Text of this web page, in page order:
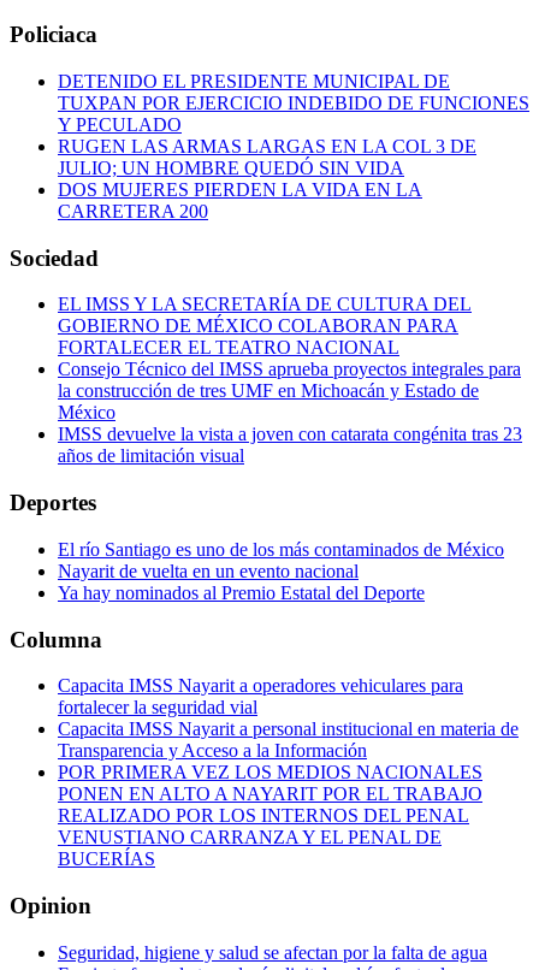
Policiaca
DETENIDO EL PRESIDENTE MUNICIPAL DE
TUXPAN POR EJERCICIO INDEBIDO DE FUNCIONES
Y PECULADO
RUGEN LAS ARMAS LARGAS EN LA COL 3 DE
JULIO; UN HOMBRE QUEDÓ SIN VIDA
DOS MUJERES PIERDEN LA VIDA EN LA
CARRETERA 200
Sociedad
EL IMSS Y LA SECRETARÍA DE CULTURA DEL
GOBIERNO DE MÉXICO COLABORAN PARA
FORTALECER EL TEATRO NACIONAL
Consejo Técnico del IMSS aprueba proyectos integrales para
la construcción de tres UMF en Michoacán y Estado de
México
IMSS devuelve la vista a joven con catarata congénita tras 23
años de limitación visual
Deportes
El río Santiago es uno de los más contaminados de México
Nayarit de vuelta en un evento nacional
Ya hay nominados al Premio Estatal del Deporte
Columna
Capacita IMSS Nayarit a operadores vehiculares para
fortalecer la seguridad vial
Capacita IMSS Nayarit a personal institucional en materia de
Transparencia y Acceso a la Información
POR PRIMERA VEZ LOS MEDIOS NACIONALES
PONEN EN ALTO A NAYARIT POR EL TRABAJO
REALIZADO POR LOS INTERNOS DEL PENAL
VENUSTIANO CARRANZA Y EL PENAL DE
BUCERÍAS
Opinion
Seguridad, higiene y salud se afectan por la falta de agua